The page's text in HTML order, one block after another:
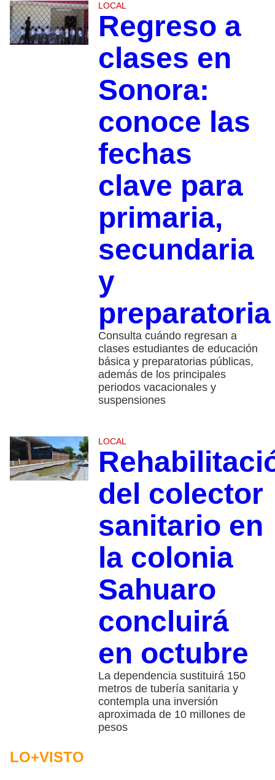
LOCAL
Regreso a
clases en
Sonora:
conoce las
fechas
clave para
primaria,
secundaria
y
preparatoria
Consulta cuándo regresan a
clases estudiantes de educación
básica y preparatorias públicas,
además de los principales
periodos vacacionales y
suspensiones
LOCAL
del colector
sanitario en
la colonia
Sahuaro
concluirá
en octubre
La dependencia sustituirá 150
metros de tubería sanitaria y
contempla una inversión
aproximada de 10 millones de
pesos
LO+VISTO